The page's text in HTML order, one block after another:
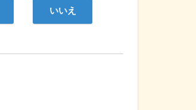
いいえ